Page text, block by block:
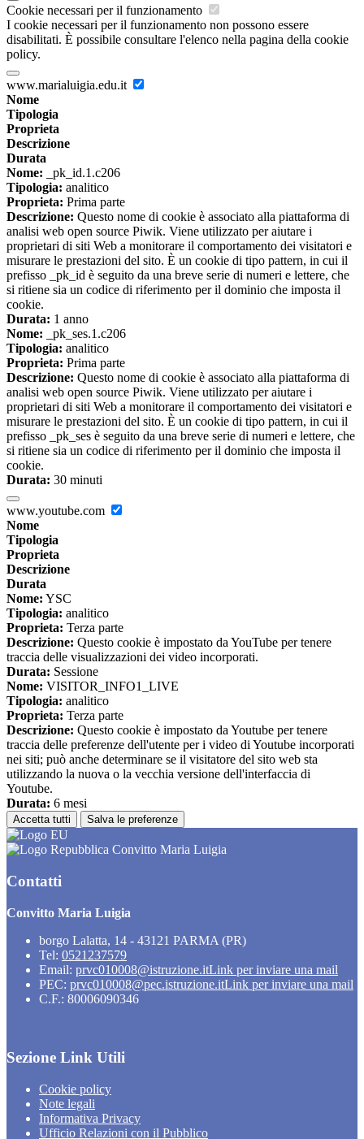
Cookie necessari per il funzionamento
I cookie necessari per il funzionamento non possono essere
disabilitati. È possibile consultare l'elenco nella pagina della cookie
policy.
www.marialuigia.edu.it
Nome
Tipologia
Proprieta
Descrizione
Durata
Nome: _pk_id.1.c206
Tipologia: analitico
Proprieta: Prima parte
Descrizione: Questo nome di cookie è associato alla piattaforma di
analisi web open source Piwik. Viene utilizzato per aiutare i
proprietari di siti Web a monitorare il comportamento dei visitatori e
misurare le prestazioni del sito. È un cookie di tipo pattern, in cui il
prefisso _pk_id è seguito da una breve serie di numeri e lettere, che
si ritiene sia un codice di riferimento per il dominio che imposta il
cookie.
Durata: 1 anno
Nome: _pk_ses.1.c206
Tipologia: analitico
Proprieta: Prima parte
Descrizione: Questo nome di cookie è associato alla piattaforma di
analisi web open source Piwik. Viene utilizzato per aiutare i
proprietari di siti Web a monitorare il comportamento dei visitatori e
misurare le prestazioni del sito. È un cookie di tipo pattern, in cui il
prefisso _pk_ses è seguito da una breve serie di numeri e lettere, che
si ritiene sia un codice di riferimento per il dominio che imposta il
cookie.
Durata: 30 minuti
www.youtube.com
Nome
Tipologia
Proprieta
Descrizione
Durata
Nome: YSC
Tipologia: analitico
Proprieta: Terza parte
Descrizione: Questo cookie è impostato da YouTube per tenere
traccia delle visualizzazioni dei video incorporati.
Durata: Sessione
Nome: VISITOR_INFO1_LIVE
Tipologia: analitico
Proprieta: Terza parte
Descrizione: Questo cookie è impostato da Youtube per tenere
traccia delle preferenze dell'utente per i video di Youtube incorporati
nei siti; può anche determinare se il visitatore del sito web sta
utilizzando la nuova o la vecchia versione dell'interfaccia di
Youtube.
Durata: 6 mesi
Accetta tutti Salva le preferenze
Convitto Maria Luigia
Contatti
Convitto Maria Luigia
borgo Lalatta, 14 - 43121 PARMA (PR)
Tel: 0521237579
Email: prvc010008@istruzione.itLink per inviare una mail
PEC: prvc010008@pec.istruzione.itLink per inviare una mail
C.F.: 80006090346
Sezione Link Utili
Cookie policy
Note legali
Informativa Privacy
Ufficio Relazioni con il Pubblico